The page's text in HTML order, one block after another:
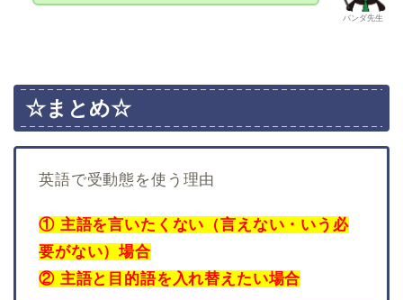
パンダ先生
☆まとめ☆
英語で受動態を使う理由
① 主語を言いたくない（言えない・いう必
要がない）場合
② 主語と目的語を入れ替えたい場合